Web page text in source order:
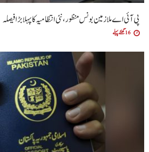
پی آئی اے ملازمین بونس منظور، نئی انتظامیہ کا پہلا بڑا فیصلہ
16 گھنٹے پہلے